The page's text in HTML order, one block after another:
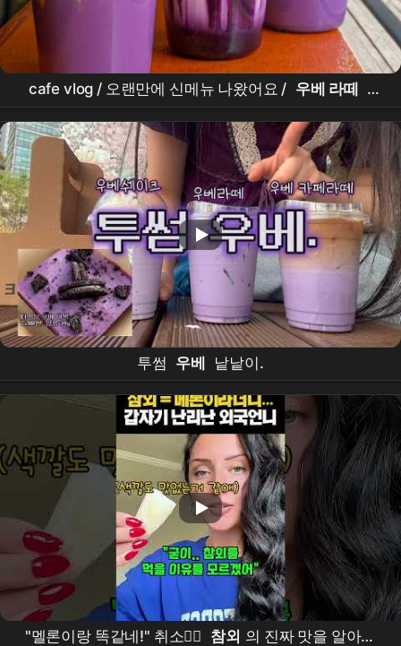
cafe vlog / 오랜만에 신메뉴 나왔어요 / 우베 라떼
/
우베 말차 / 우베 고구마 / 우베 아인슈페너 / 9년차
카페사장 브이로그 / 카페레시피 / 카페음료 / 카페메뉴
투썸 우베 낱낱이.
"멜론이랑 똑같네!" 취소🙅‍♀️ 참외 의 진짜 맛을 알아버